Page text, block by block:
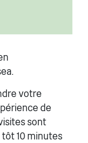
votre
de
sont
10 minutes